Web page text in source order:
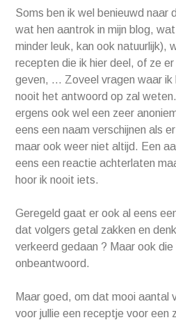
Soms ben ik wel benieuwd naar
wat hen aantrok in mijn blog,
minder leuk, kan ook natuurlijk),
recepten die ik hier deel, of ze er
geven, … Zoveel vragen waar ik
nooit het antwoord op zal
ergens ook wel een zeer
eens een naam verschijnen als
maar ook weer niet altijd. Een
eens een reactie achterlaten
hoor ik nooit iets.
Geregeld gaat er ook al eens
dat volgers getal zakken en
verkeerd gedaan ? Maar ook
onbeantwoord.
Maar goed, om dat mooi aantal
voor jullie een receptje voor een